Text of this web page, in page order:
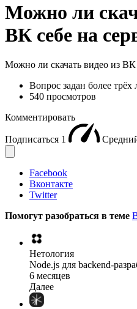
Можно ли
ВК себе на
Можно ли скачать видео из ВК
Вопрос задан более трёх
540 просмотров
Комментировать
Подписаться 1
Facebook
Вконтакте
Twitter
Помогут разобраться в теме
Нетология
Node.js для backend-
6 месяцев
Далее